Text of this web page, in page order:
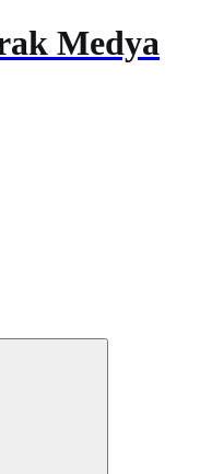
Medya